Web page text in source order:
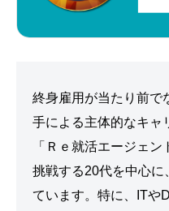
終身雇用が当たり前で
手による主体的なキャ
「Ｒｅ就活エージェ
挑戦する20代を中心
ています。特に、ITや